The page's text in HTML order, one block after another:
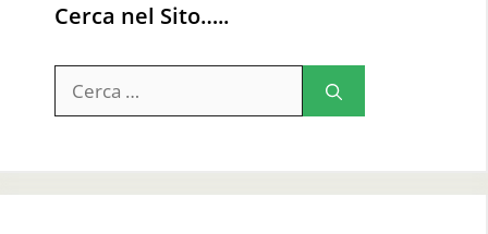
Cerca nel Sito…..
per: